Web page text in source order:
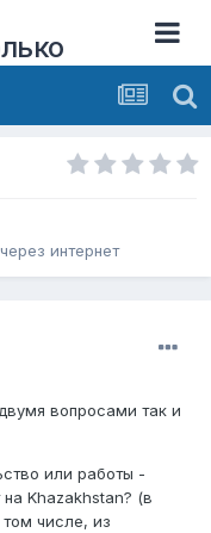
интернет
вопросами так и
или работы -
Khazakhstan? (в
числе, из